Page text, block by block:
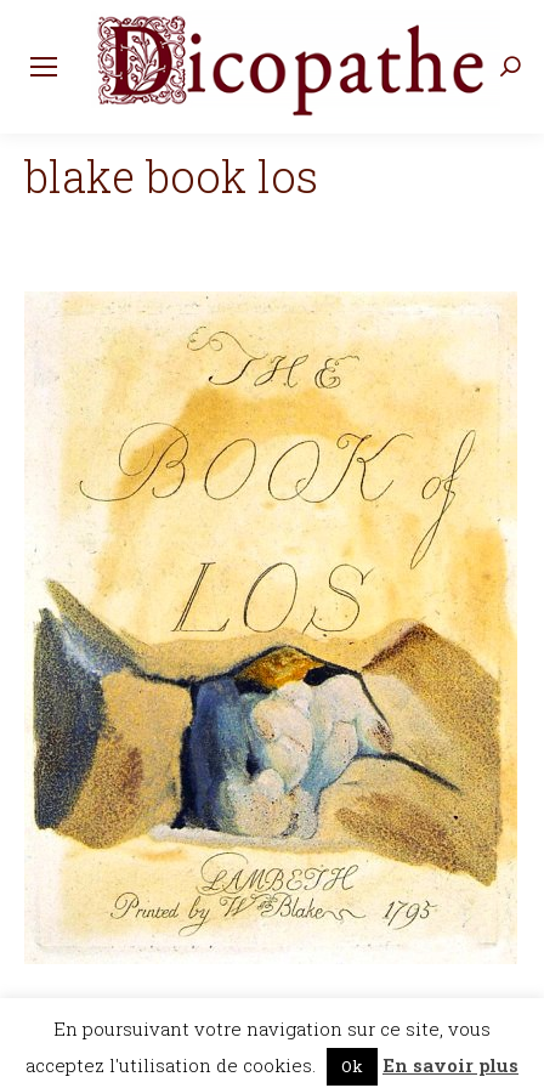
blake book los
©Dicopathe - Tous droits réservés - Mentions légales - Réalisation :
Vu
Restez à l'affût des actualités de Dicopathe -
Abonnez-vous !
En poursuivant votre navigation sur ce site, vous
acceptez l'utilisation de cookies.
Ok En savoir plus